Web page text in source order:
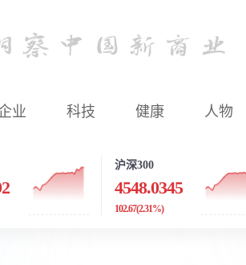
业 科技 健康 人物
沪深300
4548.0345
102.67(2.31%)